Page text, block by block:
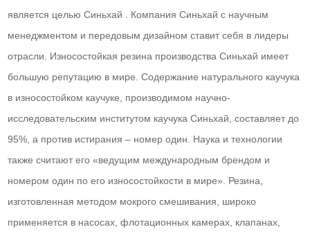
является целью Синьхай . Компания Синьхай с научным
менеджментом и передовым дизайном ставит себя в лидеры
отрасли. Износостойкая резина производства Синьхай имеет
большую репутацию в мире. Содержание натурального каучука
в износостойком каучуке, производимом научно-
исследовательским институтом каучука Синьхай, составляет до
95%, а против истирания – номер один. Наука и технологии
также считают его «ведущим международным брендом и
номером один по его износостойкости в мире». Резина,
изготовленная методом мокрого смешивания, широко
применяется в насосах, флотационных камерах, клапанах,